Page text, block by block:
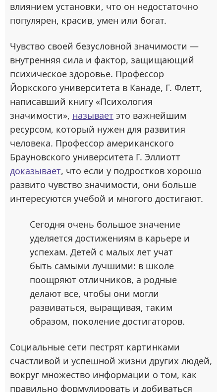
влиянием установки, что он недостаточно
популярен, красив, умен или богат.
Чувство своей безусловной значимости —
внутренняя сила и фактор, защищающий
психическое здоровье. Профессор
Йоркского университета в Канаде, Г. Флетт,
написавший книгу «Психология
значимости», называет это важнейшим
ресурсом, который нужен для развития
человека. Профессор американского
Брауновского университета Г. Эллиотт
доказывает, что если у подростков хорошо
развито чувство значимости, они больше
интересуются учебой и многого достигают.
Сегодня очень большое значение
уделяется достижениям в карьере и
успехам. Детей с малых лет учат
быть самыми лучшими: в школе
поощряют отличников, а родные
делают все, чтобы они могли
развиваться, выращивая, таким
образом, поколение достигаторов.
Социальные сети пестрят картинками
счастливой и успешной жизни других людей,
вокруг множество информации о том, как
правильно формулировать и добиваться